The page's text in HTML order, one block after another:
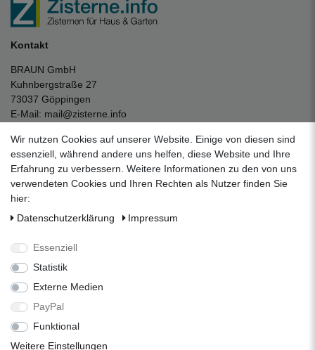
Kontakt
BRAUN GmbH
Kuhnbergstraße 27
73037 Göppingen
E-Mail: mail@zisterne.info
Unternehmen
Datenschutzerklärung
Impressum
Über uns
Folgen Sie uns auf Social Media
Alle Preise inkl. 19% Mehrwertsteuer.
Wir nutzen Cookies auf unserer Website. Einige von diesen sind
essenziell, während andere uns helfen, diese Website und Ihre
Erfahrung zu verbessern. Weitere Informationen zu den von uns
verwendeten Cookies und Ihren Rechten als Nutzer finden Sie
hier:
Daten­schutz­erklärung
Impressum
Essenziell
Statistik
Externe Medien
PayPal
Funktional
Weitere Einstellungen